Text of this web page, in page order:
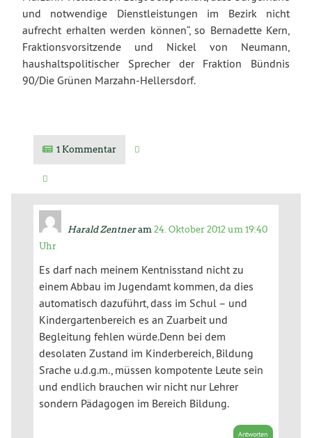
und notwendige Dienstleistungen im Bezirk nicht
aufrecht erhalten werden können“, so Bernadette Kern,
Fraktionsvorsitzende und Nickel von Neumann,
haushaltspolitischer Sprecher der Fraktion Bündnis
90/Die Grünen Marzahn-Hellersdorf.
1 Kommentar
Harald Zentner am24. Oktober 2012 um 19:40
Uhr
Es darf nach meinem Kentnisstand nicht zu
einem Abbau im Jugendamt kommen, da dies
automatisch dazuführt, dass im Schul – und
Kindergartenbereich es an Zuarbeit und
Begleitung fehlen würde.Denn bei dem
desolaten Zustand im Kinderbereich, Bildung
Srache u.d.g.m., müssen kompotente Leute sein
und endlich brauchen wir nicht nur Lehrer
sondern Pädagogen im Bereich Bildung.
Antworten